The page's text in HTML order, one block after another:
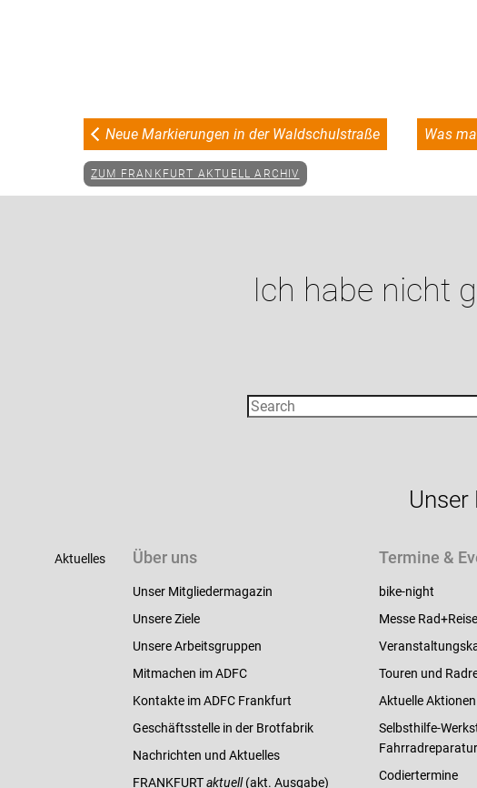
Neue Markierungen in der Waldschulstraße Was
ZUM FRANKFURT AKTUELL ARCHIV
Ich habe nicht
Aktuelles Über uns
Unser Mitgliedermagazin
Unsere Ziele
Unsere Arbeitsgruppen
Mitmachen im ADFC
Kontakte im ADFC Frankfurt
Geschäftsstelle in der Brotfabrik
Nachrichten und Aktuelles
FRANKFURTaktuell(akt. Ausgabe)
Termine &
bike-night
Messe Rad+Reise
Touren und
Aktuelle Aktionen
Selbsthilfe-
Codiertermine